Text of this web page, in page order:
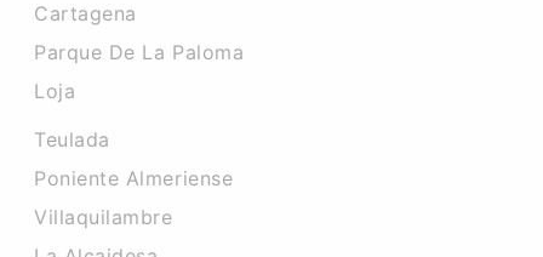
Cartagena
Parque De La Paloma
Loja
Teulada
Poniente Almeriense
Villaquilambre